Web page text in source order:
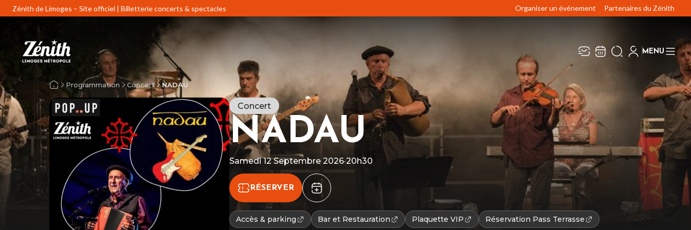
Zénith de Limoges – Site officiel | Billetterie concerts & spectacles Organiser un événement Partenaires du Zénith
Recevez toute l’actualité en
vous abonnant à notre
newsletter :
ENVOYER
Rivaj Group traite votre adresse électronique pour la
gestion de votre abonnement à la newsletter deZénith
. Vous pouvez retirer votre
consentement à tout moment. Pour en savoir plus,
politique de protection des données
MENU
Programmation Concert NADAU
Concert
NADAU
Samedi 12 Septembre 2026·20h30
RÉSERVER
Accès & parking Bar et Restauration Plaquette VIP Réservation Pass Terrasse